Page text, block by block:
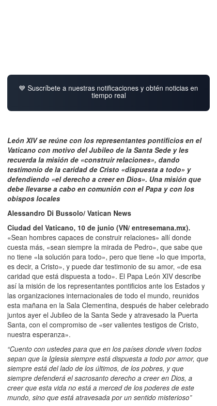
💙 Suscríbete a nuestras notificaciones y obtén noticias en
tiempo real
León XIV se reúne con los representantes pontificios en el
Vaticano con motivo del Jubileo de la Santa Sede y les
recuerda la misión de «construir relaciones», dando
testimonio de la caridad de Cristo «dispuesta a todo» y
defendiendo «el derecho a creer en Dios». Una misión que
debe llevarse a cabo en comunión con el Papa y con los
obispos locales
Alessandro Di Bussolo/ Vatican News
Ciudad del Vaticano, 10 de junio (VN/ entresemana.mx).
«Sean hombres capaces de construir relaciones» allí donde
cuesta más, «sean siempre la mirada de Pedro», que sabe que
no tiene «la solución para todo», pero que tiene «lo que importa,
es decir, a Cristo», y puede dar testimonio de su amor, «de esa
caridad que está dispuesta a todo». El Papa León XIV describe
así la misión de los representantes pontificios ante los Estados y
las organizaciones internacionales de todo el mundo, reunidos
esta mañana en la Sala Clementina, después de haber celebrado
juntos ayer el Jubileo de la Santa Sede y atravesado la Puerta
Santa, con el compromiso de «ser valientes testigos de Cristo,
nuestra esperanza».
“Cuento con ustedes para que en los países donde viven todos
sepan que la Iglesia siempre está dispuesta a todo por amor, que
siempre está del lado de los últimos, de los pobres, y que
siempre defenderá el sacrosanto derecho a creer en Dios, a
creer que esta vida no está a merced de los poderes de este
mundo, sino que está atravesada por un sentido misterioso”